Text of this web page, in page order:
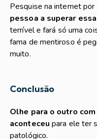
Pesquise na internet
pessoa a superar
terrível e fará só uma
fama de mentiroso é
muito.
Conclusão
Olhe para o outro
aconteceu para ele ter
patológico.